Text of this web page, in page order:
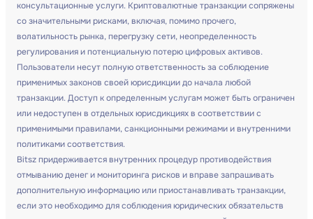
консультационные услуги. Криптовалютные транзакции сопряжены
со значительными рисками, включая, помимо прочего,
волатильность рынка, перегрузку сети, неопределенность
регулирования и потенциальную потерю цифровых активов.
Пользователи несут полную ответственность за соблюдение
применимых законов своей юрисдикции до начала любой
транзакции. Доступ к определенным услугам может быть ограничен
или недоступен в отдельных юрисдикциях в соответствии с
применимыми правилами, санкционными режимами и внутренними
политиками соответствия.
Bitsz придерживается внутренних процедур противодействия
отмыванию денег и мониторинга рисков и вправе запрашивать
дополнительную информацию или приостанавливать транзакции,
если это необходимо для соблюдения юридических обязательств